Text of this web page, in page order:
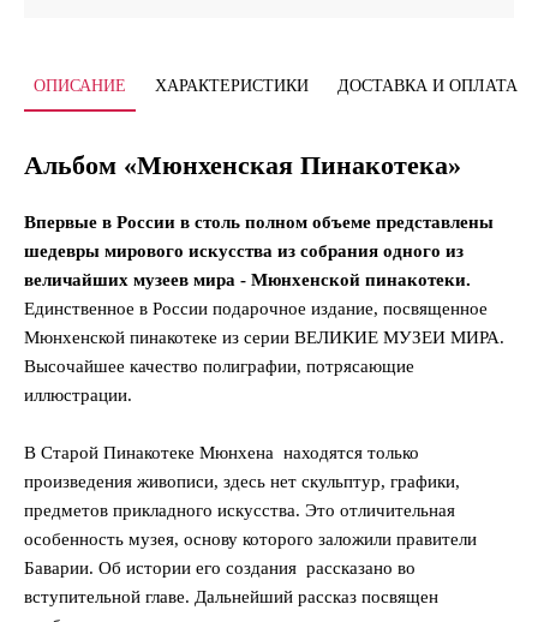
ОПИСАНИЕ ХАРАКТЕРИСТИКИ ДОСТАВКА И ОПЛАТА
Альбом «Мюнхенская Пинакотека»
Впервые в России в столь полном объеме представлены
шедевры мирового искусства из собрания одного из
величайших музеев мира - Мюнхенской пинакотеки.
Единственное в России подарочное издание, посвященное
Мюнхенской пинакотеке из серии ВЕЛИКИЕ МУЗЕИ МИРА.
Высочайшее качество полиграфии, потрясающие
иллюстрации.
В Старой Пинакотеке Мюнхена находятся только
произведения живописи, здесь нет скульптур, графики,
предметов прикладного искусства. Это отличительная
особенность музея, основу которого заложили правители
Баварии. Об истории его создания рассказано во
вступительной главе. Дальнейший рассказ посвящен